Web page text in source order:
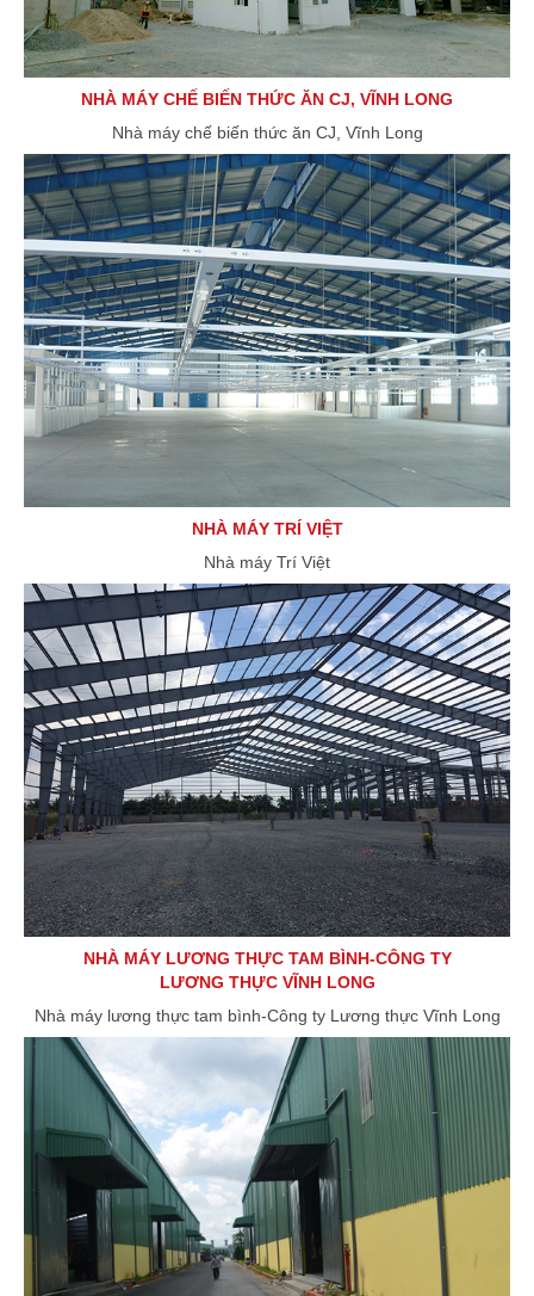
NHÀ MÁY CHẾ BIẾN THỨC ĂN CJ, VĨNH LONG
Nhà máy chế biến thức ăn CJ, Vĩnh Long
NHÀ MÁY TRÍ VIỆT
Nhà máy Trí Việt
NHÀ MÁY LƯƠNG THỰC TAM BÌNH-CÔNG TY
LƯƠNG THỰC VĨNH LONG
Nhà máy lương thực tam bình-Công ty Lương thực Vĩnh Long